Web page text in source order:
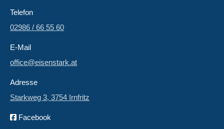
Telefon
02986 / 66 55 60
E-Mail
office@eisenstark.at
Adresse
Starkweg 3, 3754 Irnfritz
Facebook